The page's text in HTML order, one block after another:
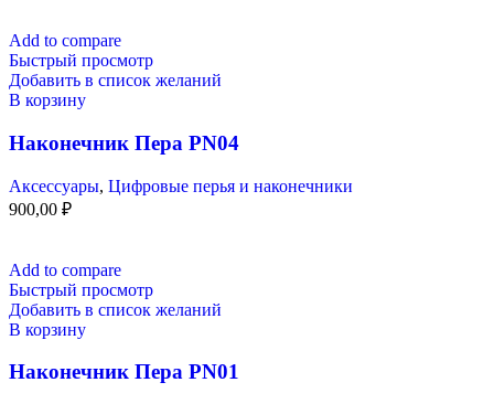
Add to compare
Быстрый просмотр
Добавить в список желаний
В корзину
Наконечник Пера PN04
Аксессуары, Цифровые перья и наконечники
900,00 ₽
Add to compare
Быстрый просмотр
Добавить в список желаний
В корзину
Наконечник Пера PN01